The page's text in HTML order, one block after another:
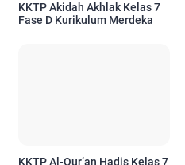
KKTP Akidah Akhlak Kelas 7
Fase D Kurikulum Merdeka
KKTP Al-Qur’an Hadis Kelas 7